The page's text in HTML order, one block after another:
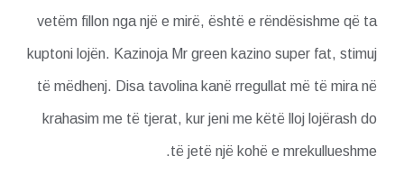
vetëm fillon nga një e mirë, është e rëndësishme që ta
kuptoni lojën. Kazinoja Mr green kazino super fat, stimuj
të mëdhenj. Disa tavolina kanë rregullat më të mira në
krahasim me të tjerat, kur jeni me këtë lloj lojërash do
të jetë një kohë e mrekullueshme.